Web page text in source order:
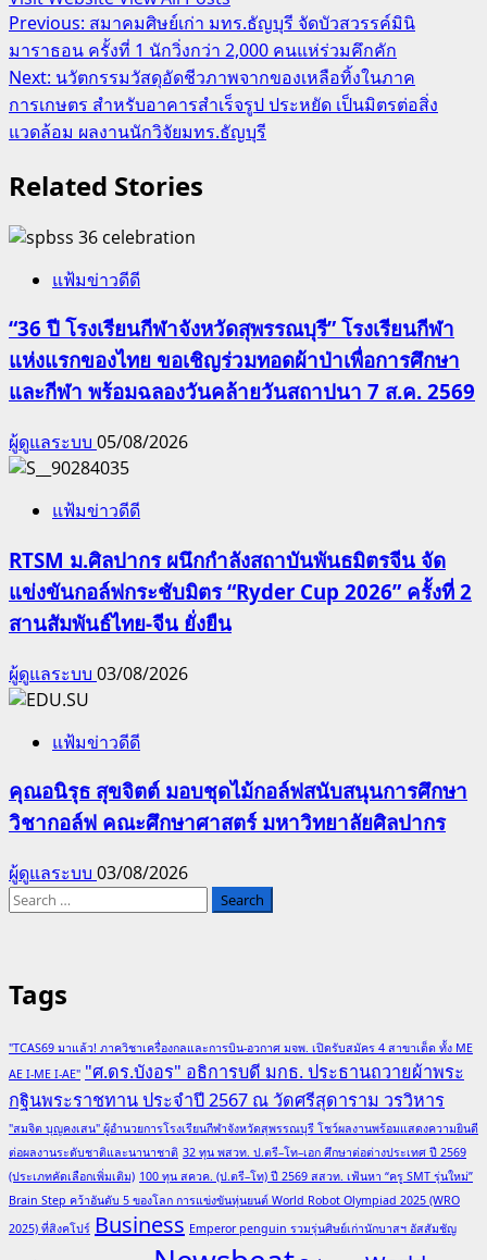
Post
navigation
Previous: สมาคมศิษย์เก่า มทร.ธัญบุรี จัดบัวสวรรค์มินิ
มาราธอน ครั้งที่ 1 นักวิ่งกว่า 2,000 คนแห่ร่วมคึกคัก
Next: นวัตกรรมวัสดุอัดชีวภาพจากของเหลือทิ้งในภาค
การเกษตร สำหรับอาคารสำเร็จรูป ประหยัด เป็นมิตรต่อสิ่ง
แวดล้อม ผลงานนักวิจัยมทร.ธัญบุรี
Related Stories
แฟ้มข่าวดีดี
“36 ปี โรงเรียนกีฬาจังหวัดสุพรรณบุรี” โรงเรียนกีฬา
แห่งแรกของไทย ขอเชิญร่วมทอดผ้าป่าเพื่อการศึกษา
และกีฬา พร้อมฉลองวันคล้ายวันสถาปนา 7 ส.ค. 2569
ผู้ดูแลระบบ 05/08/2026
แฟ้มข่าวดีดี
RTSM ม.ศิลปากร ผนึกกำลังสถาบันพันธมิตรจีน จัด
แข่งขันกอล์ฟกระชับมิตร “Ryder Cup 2026” ครั้งที่ 2
สานสัมพันธ์ไทย-จีน ยั่งยืน
ผู้ดูแลระบบ 03/08/2026
แฟ้มข่าวดีดี
คุณอนิรุธ สุขจิตต์ มอบชุดไม้กอล์ฟสนับสนุนการศึกษา
วิชากอล์ฟ คณะศึกษาศาสตร์ มหาวิทยาลัยศิลปากร
ผู้ดูแลระบบ 03/08/2026
Search
Tags
"TCAS69 มาแล้ว! ภาควิชาเครื่องกลและการบิน-อวกาศ มจพ. เปิดรับสมัคร 4 สาขาเด็ด ทั้ง ME
AE I-ME I-AE" "ศ.ดร.บังอร" อธิการบดี มกธ. ประธานถวายผ้าพระ
กฐินพระราชทาน ประจำปี 2567 ณ วัดศรีสุดาราม วรวิหาร
"สมจิต บุญคงเสน" ผู้อำนวยการโรงเรียนกีฬาจังหวัดสุพรรณบุรี โชว์ผลงานพร้อมแสดงความยินดี
ต่อผลงานระดับชาติและนานาชาติ 32 ทุน พสวท. ป.ตรี–โท–เอก ศึกษาต่อต่างประเทศ ปี 2569
(ประเภทคัดเลือกเพิ่มเติม) 100 ทุน สควค. (ป.ตรี–โท) ปี 2569 สสวท. เฟ้นหา “ครู SMT รุ่นใหม่”
Brain Step คว้าอันดับ 5 ของโลก การแข่งขันหุ่นยนต์ World Robot Olympiad 2025 (WRO
2025) ที่สิงคโปร์ Business Emperor penguin รวมรุ่นศิษย์เก่านักบาสฯ อัสสัมชัญ